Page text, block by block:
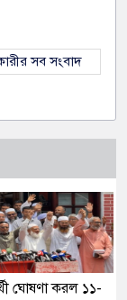
সব সংবাদ
ঘোষণা করল ১১-